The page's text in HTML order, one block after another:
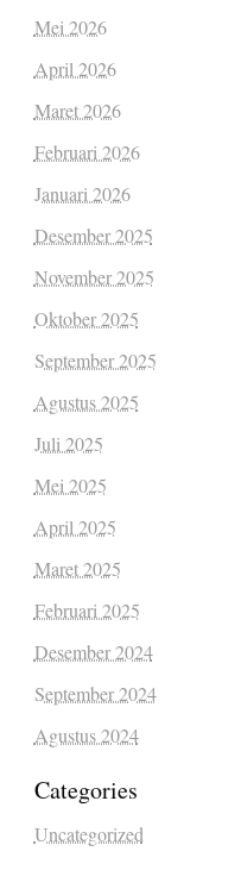
Mei 2026
April 2026
Maret 2026
Februari 2026
Januari 2026
Desember 2025
November 2025
Oktober 2025
September 2025
Agustus 2025
Juli 2025
Mei 2025
April 2025
Maret 2025
Februari 2025
Desember 2024
September 2024
Agustus 2024
Categories
Uncategorized